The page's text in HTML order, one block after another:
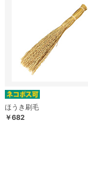
ほうき刷毛
￥682